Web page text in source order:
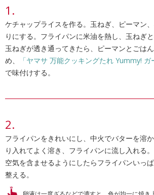
ケチャップライスを作る。玉ねぎ、ピーマン
りにする。フライパンに米油を熱し、玉ねぎ
玉ねぎが透き通ってきたら、ピーマンとごは
め、
「ヤマサ 万能クッキングたれ Yummy! ガ
で味付けする。
フライパンをきれいにし、中火でバターを溶
り入れてよく溶き、フライパンに流し入れる
空気を含ませるようにしたらフライパンいっ
整える。